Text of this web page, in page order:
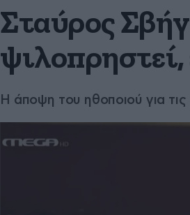
Σταύρος
ψιλοπρηστεί,
Η άποψη του ηθοποιού για